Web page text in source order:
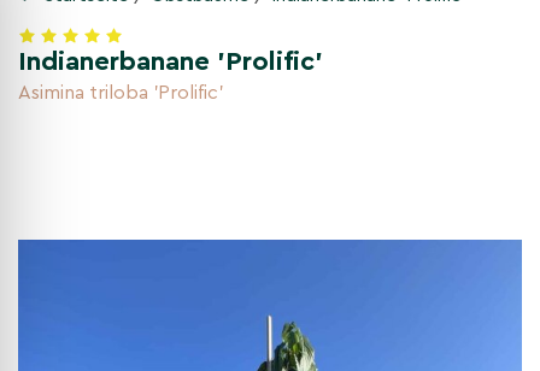
Indianerbanane 'Prolific'
Asimina triloba 'Prolific'